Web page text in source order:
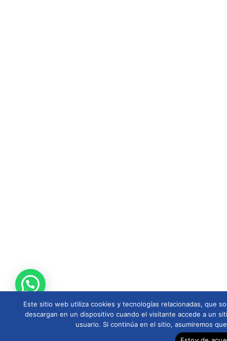
Este sitio web utiliza cookies y tecnologías relacionadas, que
descargan en un dispositivo cuando el visitante accede a un
usuario. Si continúa en el sitio, asumiremos